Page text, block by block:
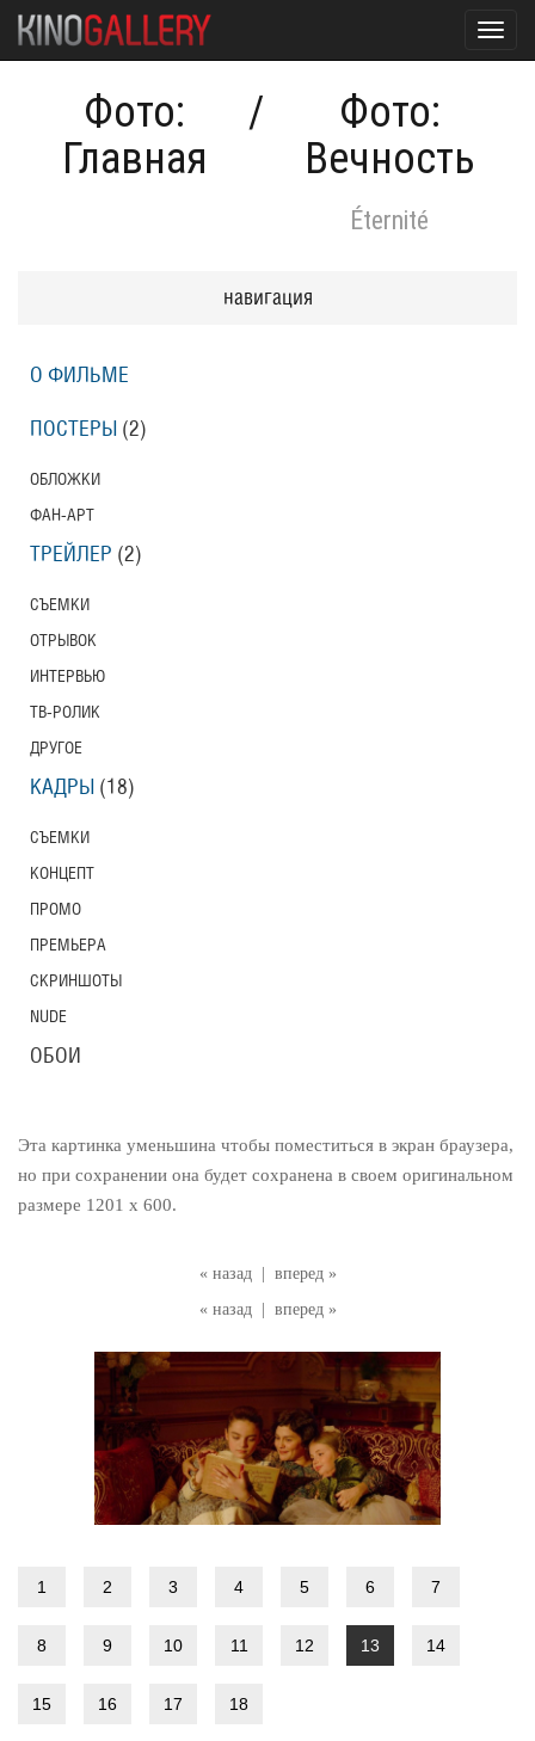
Фото:
Главная
/
Фото:
Вечность
Éternité
« назад
вперед »
« назад
вперед »
Эта картинка уменьшина чтобы поместиться в экран браузера,
но при сохранении она будет сохранена в своем оригинальном
размере 1201 x 600.
1 2 3 4 5 6 7
8 9 10 11 12 13 14
15 16 17 18
навигация
О ФИЛЬМЕ
ПОСТЕРЫ (2)
ОБЛОЖКИ
ФАН-АРТ
ТРЕЙЛЕР (2)
СЪЕМКИ
ОТРЫВОК
ИНТЕРВЬЮ
ТВ-РОЛИК
ДРУГОЕ
КАДРЫ (18)
СЪЕМКИ
КОНЦЕПТ
ПРОМО
ПРЕМЬЕРА
СКРИНШОТЫ
NUDE
ОБОИ